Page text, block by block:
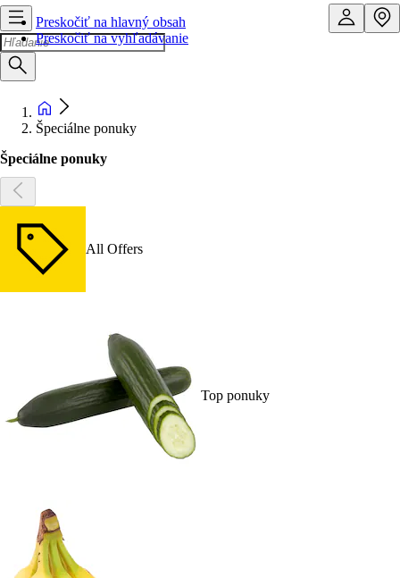
Preskočiť na hlavný obsah
Preskočiť na vyhľadávanie
Špeciálne ponuky
Špeciálne ponuky
All Offers
Top ponuky